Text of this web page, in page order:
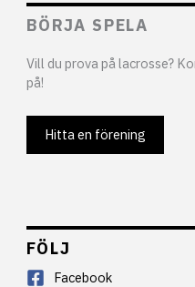
BÖRJA SPELA
Vill du prova på lacrosse?
på!
Hitta en förening
FÖLJ
Facebook